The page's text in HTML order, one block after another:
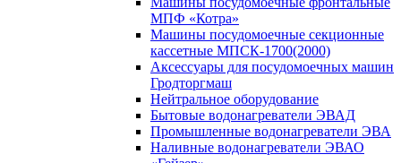
МПФ «Котра»
Машины посудомоечные секционные
кассетные МПСК-1700(2000)
Аксессуары для посудомоечных машин
Гродторгмаш
Нейтральное оборудование
Бытовые водонагреватели ЭВАД
Промышленные водонагреватели ЭВА
Наливные водонагреватели ЭВАО